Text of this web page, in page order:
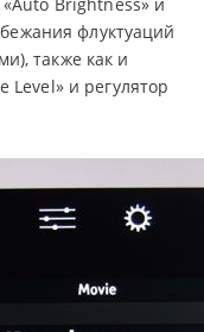
флуктуаций
также как и
Level» и регулятор